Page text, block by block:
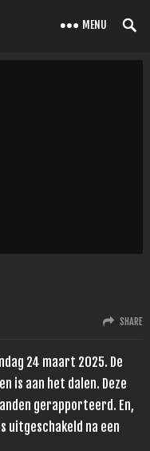
MENU
SHARE
24 maart 2025. De
is aan het dalen. Deze
gerapporteerd. En,
uitgeschakeld na een